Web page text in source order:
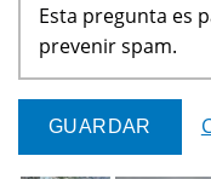
Esta pregunta es
prevenir spam.